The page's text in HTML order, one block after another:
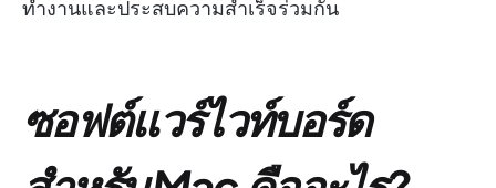
ทำงานและประสบความสำเร็จร่วมกัน
ซอฟต์แวร์ไวท์บอร์ด